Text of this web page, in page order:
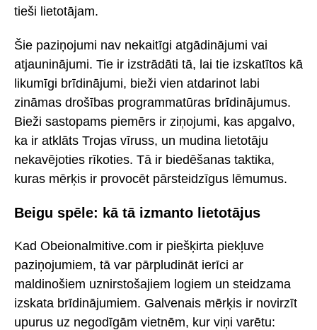
tieši lietotājam.
Šie paziņojumi nav nekaitīgi atgādinājumi vai
atjauninājumi. Tie ir izstrādāti tā, lai tie izskatītos kā
likumīgi brīdinājumi, bieži vien atdarinot labi
zināmas drošības programmatūras brīdinājumus.
Bieži sastopams piemērs ir ziņojumi, kas apgalvo,
ka ir atklāts Trojas vīruss, un mudina lietotāju
nekavējoties rīkoties. Tā ir biedēšanas taktika,
kuras mērķis ir provocēt pārsteidzīgus lēmumus.
Beigu spēle: kā tā izmanto lietotājus
Kad Obeionalmitive.com ir piešķirta piekļuve
paziņojumiem, tā var pārpludināt ierīci ar
maldinošiem uznirstošajiem logiem un steidzama
izskata brīdinājumiem. Galvenais mērķis ir novirzīt
upurus uz negodīgām vietnēm, kur viņi varētu: